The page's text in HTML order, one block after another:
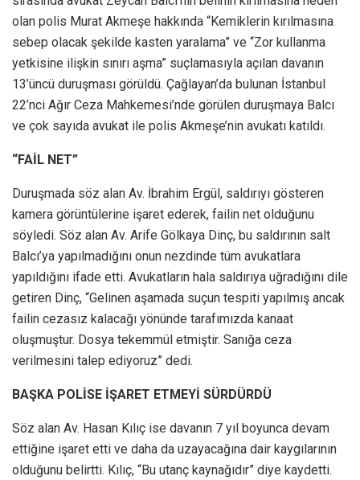
olan polis Murat Akmeşe hakkında “Kemiklerin kırılmasına
sebep olacak şekilde kasten yaralama” ve “Zor kullanma
yetkisine ilişkin sınırı aşma” suçlamasıyla açılan davanın
13’üncü duruşması görüldü. Çağlayan’da bulunan İstanbul
22’nci Ağır Ceza Mahkemesi’nde görülen duruşmaya Balcı
ve çok sayıda avukat ile polis Akmeşe’nin avukatı katıldı.
“FAİL NET”
Duruşmada söz alan Av. İbrahim Ergül, saldırıyı gösteren
kamera görüntülerine işaret ederek, failin net olduğunu
söyledi. Söz alan Av. Arife Gölkaya Dinç, bu saldırının salt
Balcı’ya yapılmadığını onun nezdinde tüm avukatlara
yapıldığını ifade etti. Avukatların hala saldırıya uğradığını dile
getiren Dinç, “Gelinen aşamada suçun tespiti yapılmış ancak
failin cezasız kalacağı yönünde tarafımızda kanaat
oluşmuştur. Dosya tekemmül etmiştir. Sanığa ceza
verilmesini talep ediyoruz” dedi.
BAŞKA POLİSE İŞARET ETMEYİ SÜRDÜRDÜ
Söz alan Av. Hasan Kılıç ise davanın 7 yıl boyunca devam
ettiğine işaret etti ve daha da uzayacağına dair kaygılarının
olduğunu belirtti. Kılıç, “Bu utanç kaynağıdır” diye kaydetti.